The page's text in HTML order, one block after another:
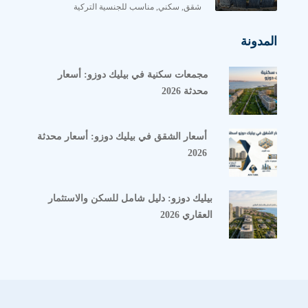
تركيز على المشاريع منخفضة الكثافة السكانية
التشطيب الداخلي بمستوى عالٍ من الحرفية
والتفاصيل الدقيقة
استخدام مواد بناء ذات تصنيف عالي ومضمون لمدة
طويلة
تسليم المشاريع في وقتها المحدد دون تأخير
مراعاة الطابع العائلي في جميع مراحل التصميم
خدمات ما بعد البيع وتسهيلات الدفع المباشر مع
خيارات نقدية واضحة
شقق, سكني, مناسب للجنسية التركية
المدونة
مجمعات سكنية في بيليك دوزو: أسعار
محدثة 2026
أسعار الشقق في بيليك دوزو: أسعار محدثة
2026
بيليك دوزو: دليل شامل للسكن والاستثمار
العقاري 2026